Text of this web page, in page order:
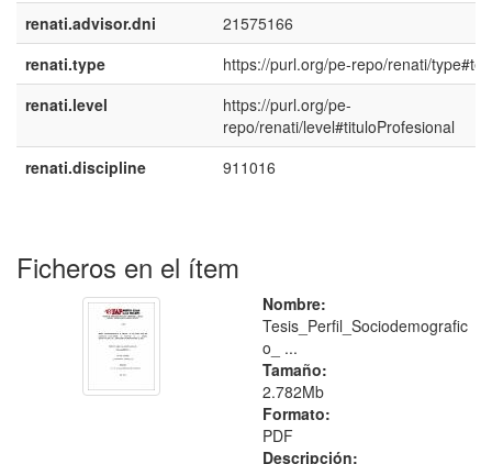
renati.advisor.dni
21575166
renati.type
https://purl.org/pe-repo/renati/
renati.level
https://purl.org/pe-
repo/renati/level#tituloProfesional
renati.discipline
911016
Ficheros en el ítem
Nombre:
Tesis_Perfil_Sociodemografic
o_ ...
Tamaño:
2.782Mb
Formato:
PDF
Descripción: